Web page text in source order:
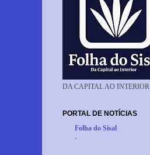
DA CAPITAL AO INTERIOR
PORTAL DE NOTÍCIAS
Folha do Sisal
-